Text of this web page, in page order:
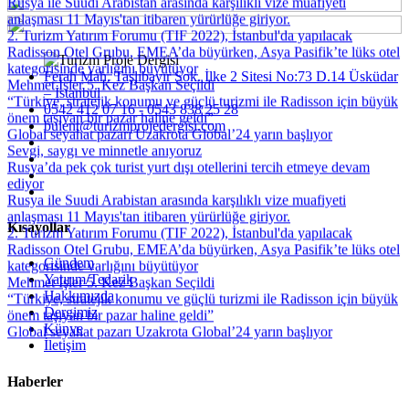
anlaşması 11 Mayıs'tan itibaren yürürlüğe giriyor.
2. Turizm Yatırım Forumu (TIF 2022), İstanbul'da yapılacak
Radisson Otel Grubu, EMEA’da büyürken, Asya Pasifik’te lüks otel
kategorisinde varlığını büyütüyor
Mehmet İşler 5. Kez Başkan Seçildi
“Türkiye, stratejik konumu ve güçlü turizmi ile Radisson için büyük
önem taşıyan bir pazar haline geldi”
Global seyahat pazarı Uzakrota Global’24 yarın başlıyor
Sevgi, saygı ve minnetle anıyoruz
Rusya’da pek çok turist yurt dışı otellerini tercih etmeye devam
ediyor
Rusya ile Suudi Arabistan arasında karşılıklı vize muafiyeti
anlaşması 11 Mayıs'tan itibaren yürürlüğe giriyor.
2. Turizm Yatırım Forumu (TIF 2022), İstanbul'da yapılacak
Radisson Otel Grubu, EMEA’da büyürken, Asya Pasifik’te lüks otel
kategorisinde varlığını büyütüyor
Mehmet İşler 5. Kez Başkan Seçildi
“Türkiye, stratejik konumu ve güçlü turizmi ile Radisson için büyük
önem taşıyan bir pazar haline geldi”
Global seyahat pazarı Uzakrota Global’24 yarın başlıyor
Ferah Mah. Taşlıbayır Sok. İlke 2 Sitesi No:73 D.14 Üsküdar
– İstanbul
0542 412 07 16 - 0543 838 25 28
bulent@turizmprojedergisi.com
Kısayollar
Gündem
Yatırım/Tedarik
Hakkımızda
Dergimiz
Künye
İletişim
Haberler